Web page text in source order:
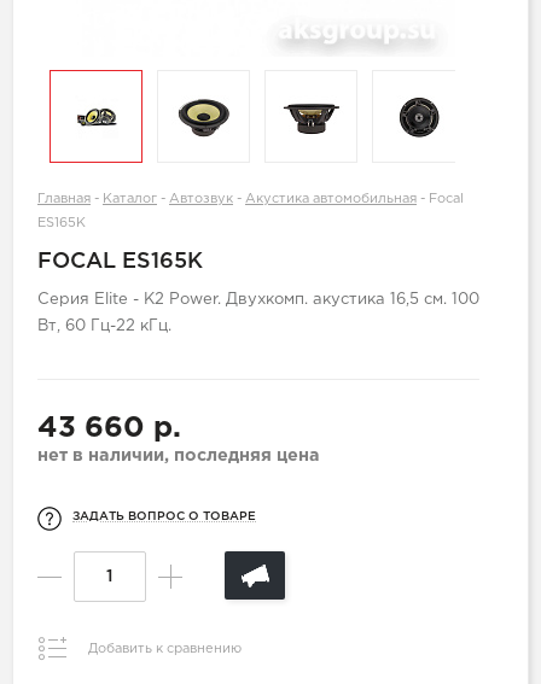
Главная - Каталог - Автозвук - Акустика автомобильная - Focal
ES165K
FOCAL ES165K
Серия Elite - K2 Power. Двухкомп. акустика 16,5 см. 100
Вт, 60 Гц-22 кГц.
43 660 р.
нет в наличии, последняя цена
ЗАДАТЬ ВОПРОС О ТОВАРЕ
Добавить к сравнению